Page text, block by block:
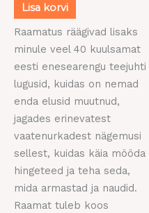
Lisa korvi
Raamatus räägivad lisaks
minule veel 40 kuulsamat
eesti enesearengu teejuhti
lugusid, kuidas on nemad
enda elusid muutnud,
jagades erinevatest
vaatenurkadest nägemusi
sellest, kuidas käia mööda
hingeteed ja teha seda,
mida armastad ja naudid.
Raamat tuleb koos